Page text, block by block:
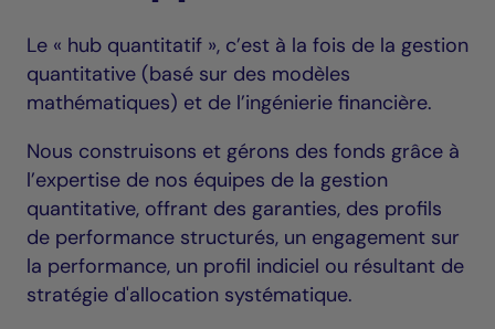
Le « hub quantitatif », c’est à la fois de la gestion
quantitative (basé sur des modèles
mathématiques) et de l’ingénierie financière.
Nous construisons et gérons des fonds grâce à
l’expertise de nos équipes de la gestion
quantitative, offrant des garanties, des profils
de performance structurés, un engagement sur
la performance, un profil indiciel ou résultant de
stratégie d'allocation systématique.